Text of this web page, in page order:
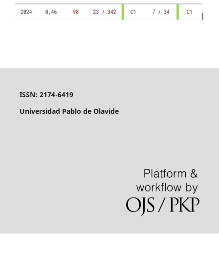
ISSN: 2174-6419
Universidad Pablo de Olavide